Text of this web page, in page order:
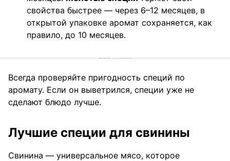
свойства быстрее — через 6–12 месяцев, в
открытой упаковке аромат сохраняется, как
правило, до 10 месяцев.
Всегда проверяйте пригодность специй по
аромату. Если он выветрился, специи уже не
сделают блюдо лучше.
Лучшие специи для свинины
Свинина — универсальное мясо, которое